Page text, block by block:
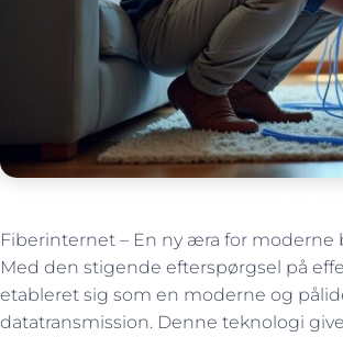
Fiberinternet – En ny æra for moderne
Med den stigende efterspørgsel på
etableret sig som en moderne og
datatransmission. Denne teknologi